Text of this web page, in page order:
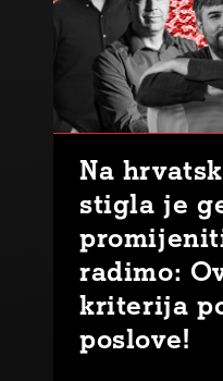
Na
stigla je
radimo:
kriterija
poslove!